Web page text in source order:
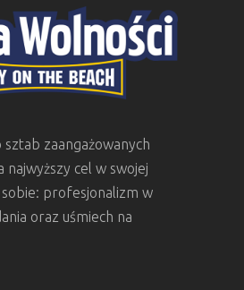
zaangażowanych
najwyższy cel w swojej
sobie: profesjonalizm w
oraz uśmiech na